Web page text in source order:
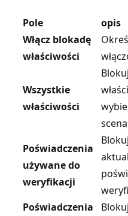
Pole
opis
Włącz blokadę
właściwości
Wszystkie
właściwości
Poświadczenia
używane do
weryfikacji
Poświadczenia